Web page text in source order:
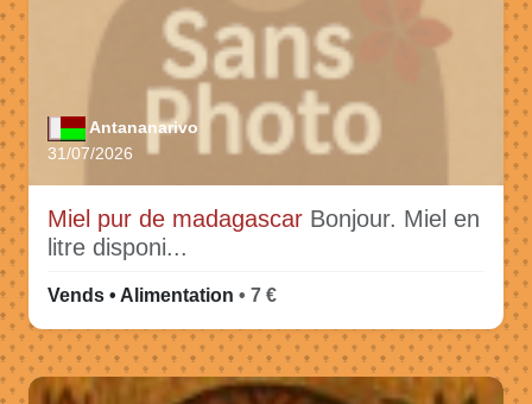
Antananarivo
31/07/2026
Miel pur de madagascar Bonjour. Miel en
litre disponi...
Vends • Alimentation • 7 €